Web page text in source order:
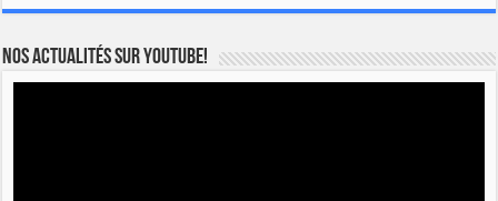
Nos actualités sur YOUTUBE!